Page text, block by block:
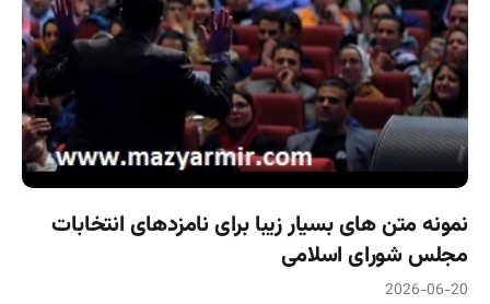
نمونه متن‌ های بسیار زیبا برای نامزدهای انتخابات
مجلس شورای اسلامی
2026-06-20